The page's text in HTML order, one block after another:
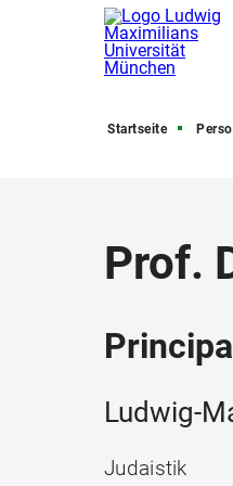
Startseite
Prof.
Ludwig-
Judaistik